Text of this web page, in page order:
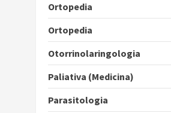
Ortopedia
Ortopedia
Otorrinolaringologia
Paliativa (Medicina)
Parasitologia